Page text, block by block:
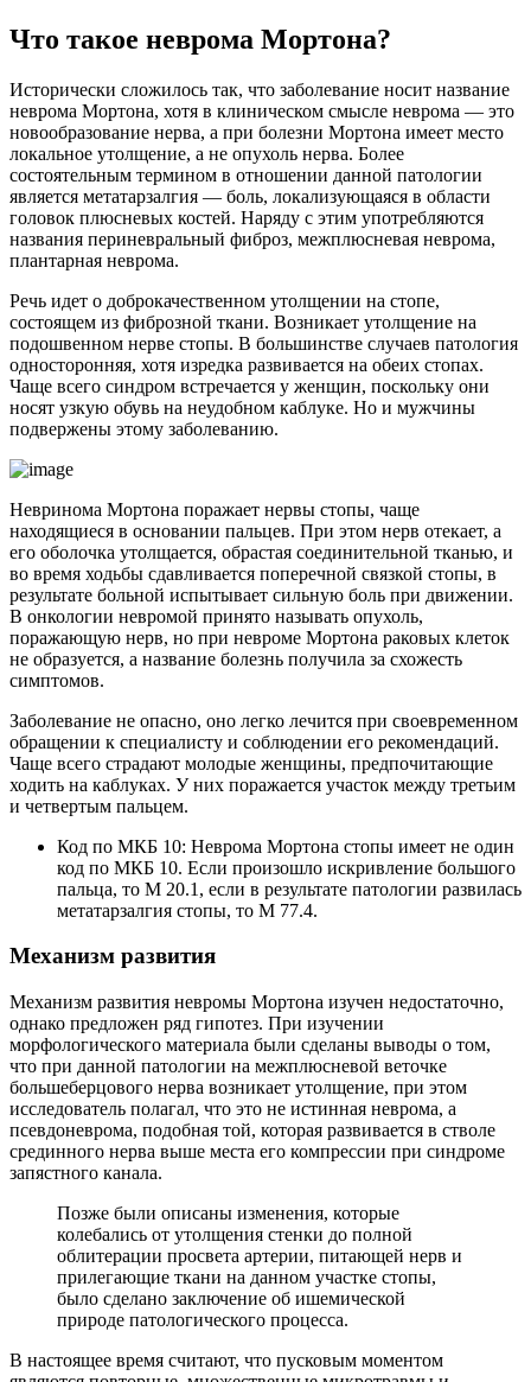
Что такое неврома Мортона?
Исторически сложилось так, что заболевание носит название
неврома Мортона, хотя в клиническом смысле неврома — это
новообразование нерва, а при болезни Мортона имеет место
локальное утолщение, а не опухоль нерва. Более
состоятельным термином в отношении данной патологии
является метатарзалгия — боль, локализующаяся в области
головок плюсневых костей. Наряду с этим употребляются
названия периневральный фиброз, межплюсневая неврома,
плантарная неврома.
Речь идет о доброкачественном утолщении на стопе,
состоящем из фиброзной ткани. Возникает утолщение на
подошвенном нерве стопы. В большинстве случаев патология
односторонняя, хотя изредка развивается на обеих стопах.
Чаще всего синдром встречается у женщин, поскольку они
носят узкую обувь на неудобном каблуке. Но и мужчины
подвержены этому заболеванию.
Невринома Мортона поражает нервы стопы, чаще
находящиеся в основании пальцев. При этом нерв отекает, а
его оболочка утолщается, обрастая соединительной тканью, и
во время ходьбы сдавливается поперечной связкой стопы, в
результате больной испытывает сильную боль при движении.
В онкологии невромой принято называть опухоль,
поражающую нерв, но при невроме Мортона раковых клеток
не образуется, а название болезнь получила за схожесть
симптомов.
Заболевание не опасно, оно легко лечится при своевременном
обращении к специалисту и соблюдении его рекомендаций.
Чаще всего страдают молодые женщины, предпочитающие
ходить на каблуках. У них поражается участок между третьим
и четвертым пальцем.
Код по МКБ 10: Неврома Мортона стопы имеет не один
код по МКБ 10. Если произошло искривление большого
пальца, то М 20.1, если в результате патологии развилась
метатарзалгия стопы, то М 77.4.
Механизм развития
Механизм развития невромы Мортона изучен недостаточно,
однако предложен ряд гипотез. При изучении
морфологического материала были сделаны выводы о том,
что при данной патологии на межплюсневой веточке
большеберцового нерва возникает утолщение, при этом
исследователь полагал, что это не истинная неврома, а
псевдоневрома, подобная той, которая развивается в стволе
срединного нерва выше места его компрессии при синдроме
запястного канала.
Позже были описаны изменения, которые
колебались от утолщения стенки до полной
облитерации просвета артерии, питающей нерв и
прилегающие ткани на данном участке стопы,
было сделано заключение об ишемической
природе патологического процесса.
В настоящее время считают, что пусковым моментом